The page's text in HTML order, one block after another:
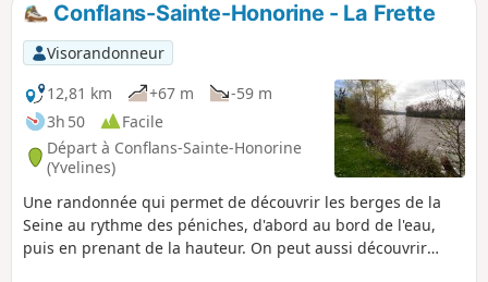
p
Conflans-Sainte-Honorine - La Frette
Visorandonneur
12,81 km
+67 m
-59 m
3h 50
Facile
Départ à Conflans-Sainte-Honorine
(Yvelines)
Une randonnée qui permet de découvrir les berges de la
Seine au rythme des péniches, d'abord au bord de l'eau,
puis en prenant de la hauteur. On peut aussi découvrir